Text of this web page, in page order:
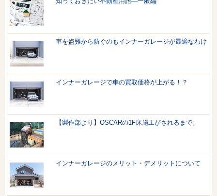
車を盗難から防ぐのもインナーガレージが最適なわけ
インナーガレージで車の買取価格が上がる！？
【製作部より】OSCARの1F床施工がされるまで。
インナーガレージのメリット・デメリットについて